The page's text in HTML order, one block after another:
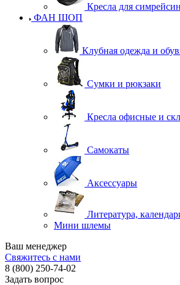
Кресла для
ФАН ШОП
Клубная одежда и
Сумки и рюкзаки
Кресла офисные и
Самокаты
Аксессуары
Литература,
Мини шлемы
Ваш менеджер
Свяжитесь с нами
8 (800) 250-74-02
Задать вопрос